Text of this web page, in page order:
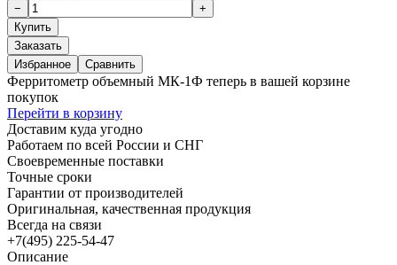
Заказать
Избранное
Сравнить
Ферритометр объемный МК-1Ф теперь в вашей корзине
покупок
Перейти в корзину
Доставим куда угодно
Работаем по всей России и СНГ
Своевременные поставки
Точные сроки
Гарантии от производителей
Оригинальная, качественная продукция
Всегда на связи
+7(495) 225-54-47
Описание